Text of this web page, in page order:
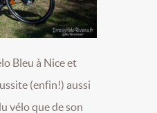
Bleu à Nice et
(enfin!) aussi
vélo que de son